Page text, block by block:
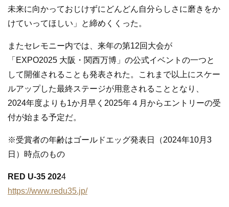
未来に向かっておじけずにどんどん自分らしさに磨きをか
けていってほしい」と締めくくった。
またセレモニー内では、来年の第12回大会が
「EXPO2025 大阪・関西万博」の公式イベントの一つと
して開催されることも発表された。これまで以上にスケー
ルアップした最終ステージが用意されることとなり、
2024年度よりも1か月早く2025年４月からエントリーの受
付が始まる予定だ。
※受賞者の年齢はゴールドエッグ発表日（2024年10月3
日）時点のもの
RED U-35 2024
https://www.redu35.jp/